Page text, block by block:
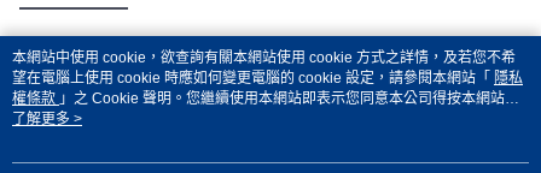
熱門標籤
本網站中使用 cookie，欲查詢有關本網站使用 cookie 方式之詳情，及若您不希
望在電腦上使用 cookie 時應如何變更電腦的 cookie 設定，請參閱本網站「 隱私
權條款 」之 Cookie 聲明。您繼續使用本網站即表示您同意本公司得按本網站使
用條款之 Cookie 聲明使用 cookie。
了解更多 >